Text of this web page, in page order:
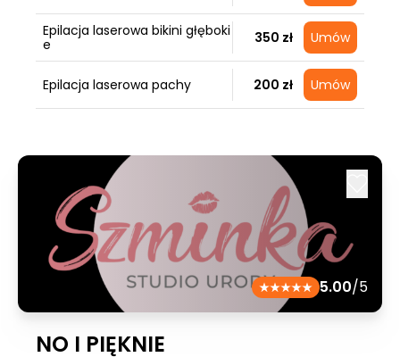
Epilacja laserowa bikini głęboki
e
350 zł Umów
Epilacja laserowa pachy 200 zł Umów
5.00/5
NO I PIĘKNIE